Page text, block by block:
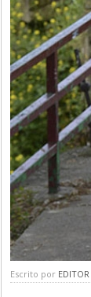
Escrito por EDITOR